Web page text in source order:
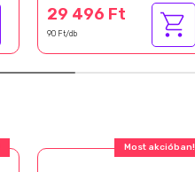
29 496 Ft
90 Ft/db
Most akcióban!